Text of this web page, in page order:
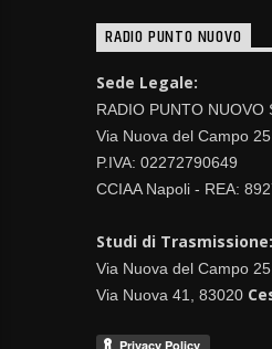
RADIO PUNTO NUOVO
Sede Legale:
RADIO PUNTO NUOVO
Via Nuova del Campo
P.IVA: 02272790649
CCIAA Napoli - REA:
Studi di Trasmissione:
Via Nuova del Campo
Via Nuova 41, 83020